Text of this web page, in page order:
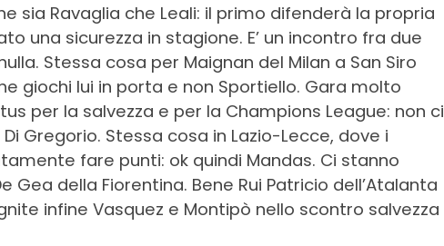
sia Ravaglia che Leali: il primo difenderà la propria
una sicurezza in stagione. E’ un incontro fra due
Stessa cosa per Maignan del Milan a San Siro
giochi lui in porta e non Sportiello. Gara molto
per la salvezza e per la Champions League: non ci
Gregorio. Stessa cosa in Lazio-Lecce, dove i
fare punti: ok quindi Mandas. Ci stanno
Gea della Fiorentina. Bene Rui Patricio dell’Atalanta
infine Vasquez e Montipò nello scontro salvezza